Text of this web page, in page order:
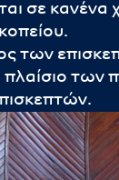
σε
των
των